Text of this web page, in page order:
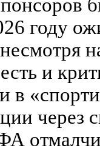
году
и
в
через